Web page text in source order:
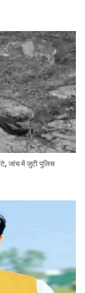
जांच में जुटी पुलिस